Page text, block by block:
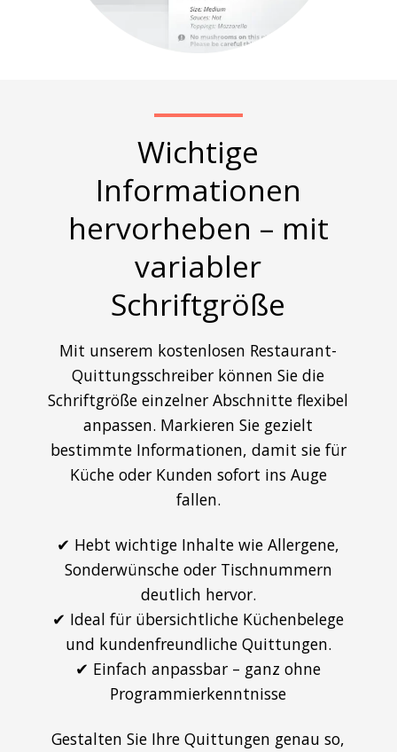
Wichtige
Informationen
hervorheben – mit
variabler
Schriftgröße
Mit unserem kostenlosen Restaurant-
Quittungsschreiber können Sie die
Schriftgröße einzelner Abschnitte flexibel
anpassen. Markieren Sie gezielt
bestimmte Informationen, damit sie für
Küche oder Kunden sofort ins Auge
fallen.
✔ Hebt wichtige Inhalte wie Allergene,
Sonderwünsche oder Tischnummern
deutlich hervor.
✔ Ideal für übersichtliche Küchenbelege
und kundenfreundliche Quittungen.
✔ Einfach anpassbar – ganz ohne
Programmierkenntnisse
Gestalten Sie Ihre Quittungen genau so,